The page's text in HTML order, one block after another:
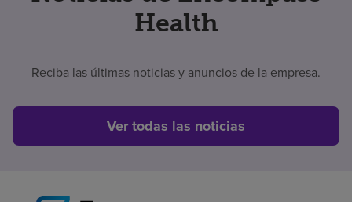
Health
Reciba las últimas noticias y anuncios de la empresa.
Ver todas las noticias